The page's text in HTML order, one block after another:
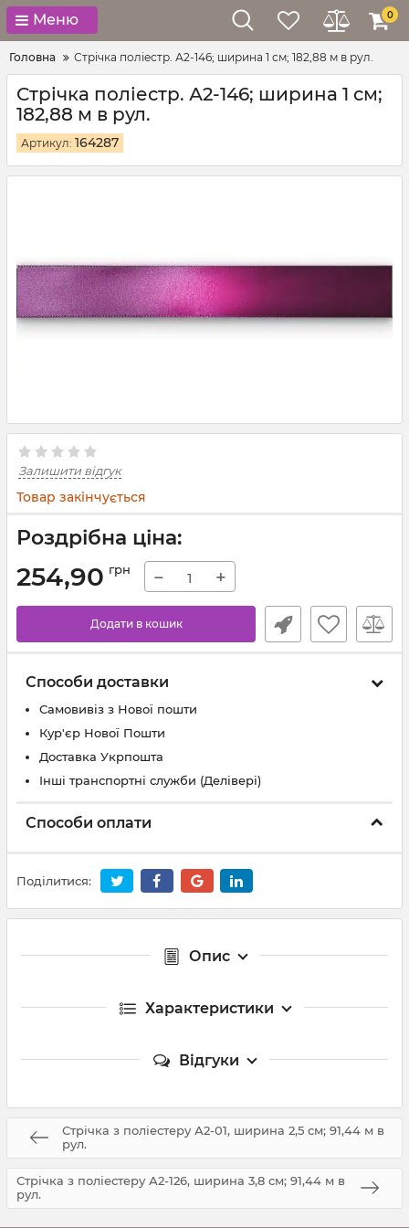
Меню 0
Головна Стрічка поліестр. А2-146; ширина 1 см; 182,88 м в рул.
Стрічка поліестр. А2-146; ширина 1 см;
182,88 м в рул.
Артикул: 164287
Залишити відгук
Товар закінчується
Роздрібна ціна:
254,90 грн − +
Додати в кошик
Способи доставки
Самовивіз з Нової пошти
Кур'єр Нової Пошти
Доставка Укрпошта
Інші транспортні служби (Делівері)
Способи оплати
Поділитися:
Опис
Характеристики
Відгуки
Стрічка з поліестеру А2-01, ширина 2,5 см; 91,44 м в
рул.
Стрічка з поліестеру А2-126, ширина 3,8 см; 91,44 м в
рул.